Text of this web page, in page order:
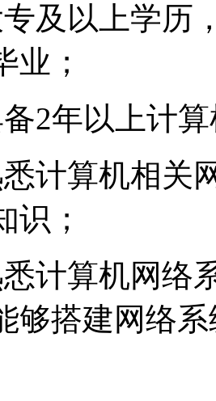
及以上学历
业；
2年以上计
计算机相关
识；
计算机网络
够搭建网络